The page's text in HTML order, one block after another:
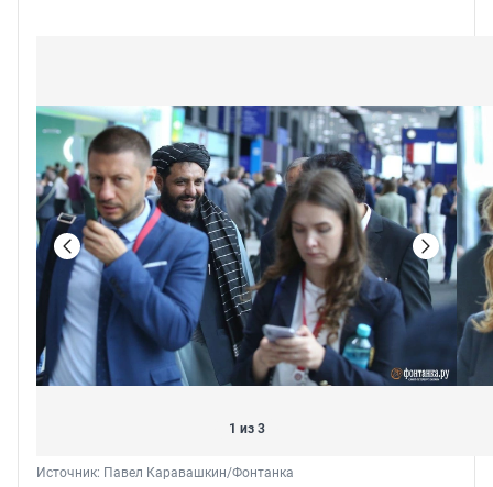
1 из 3
Источник: Павел Каравашкин/Фонтанка